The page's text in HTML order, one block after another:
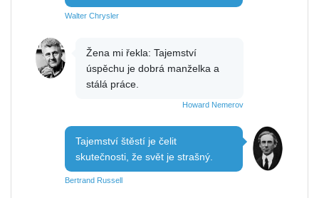
Walter Chrysler
Žena mi řekla: Tajemství
úspěchu je dobrá manželka a
stálá práce.
Howard Nemerov
Tajemství štěstí je čelit
skutečnosti, že svět je strašný.
Bertrand Russell